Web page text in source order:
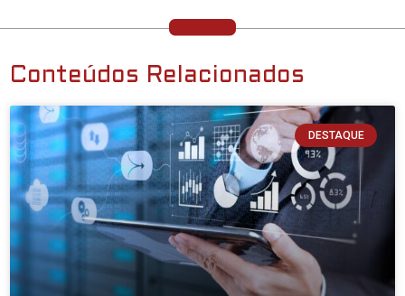
Conteúdos Relacionados
DESTAQUE